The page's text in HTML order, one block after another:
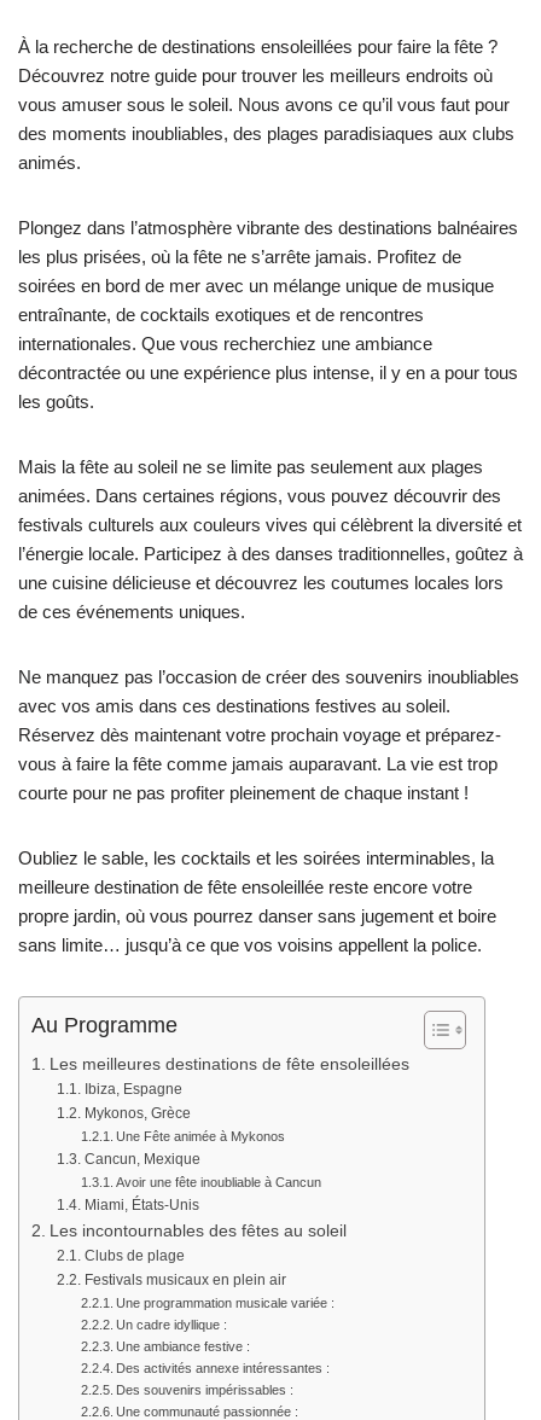
À la recherche de destinations ensoleillées pour faire la fête ?
Découvrez notre guide pour trouver les meilleurs endroits où
vous amuser sous le soleil. Nous avons ce qu’il vous faut pour
des moments inoubliables, des plages paradisiaques aux clubs
animés.
Plongez dans l’atmosphère vibrante des destinations balnéaires
les plus prisées, où la fête ne s’arrête jamais. Profitez de
soirées en bord de mer avec un mélange unique de musique
entraînante, de cocktails exotiques et de rencontres
internationales. Que vous recherchiez une ambiance
décontractée ou une expérience plus intense, il y en a pour tous
les goûts.
Mais la fête au soleil ne se limite pas seulement aux plages
animées. Dans certaines régions, vous pouvez découvrir des
festivals culturels aux couleurs vives qui célèbrent la diversité et
l’énergie locale. Participez à des danses traditionnelles, goûtez à
une cuisine délicieuse et découvrez les coutumes locales lors
de ces événements uniques.
Ne manquez pas l’occasion de créer des souvenirs inoubliables
avec vos amis dans ces destinations festives au soleil.
Réservez dès maintenant votre prochain voyage et préparez-
vous à faire la fête comme jamais auparavant. La vie est trop
courte pour ne pas profiter pleinement de chaque instant !
Oubliez le sable, les cocktails et les soirées interminables, la
meilleure destination de fête ensoleillée reste encore votre
propre jardin, où vous pourrez danser sans jugement et boire
sans limite… jusqu’à ce que vos voisins appellent la police.
Au Programme
Les meilleures destinations de fête ensoleillées
Ibiza, Espagne
Mykonos, Grèce
Une Fête animée à Mykonos
Cancun, Mexique
Avoir une fête inoubliable à Cancun
Miami, États-Unis
Les incontournables des fêtes au soleil
Clubs de plage
Festivals musicaux en plein air
Une programmation musicale variée :
Un cadre idyllique :
Une ambiance festive :
Des activités annexe intéressantes :
Des souvenirs impérissables :
Une communauté passionnée :